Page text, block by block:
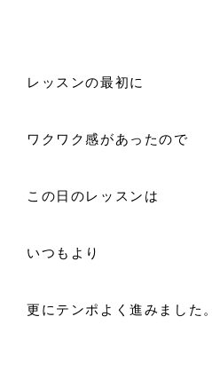
レッスンの最初に
ワクワク感があったので
この日のレッスンは
いつもより
更にテンポよく進みました。